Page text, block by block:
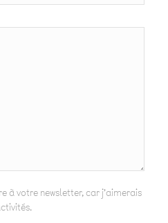
à votre newsletter, car j'aimerais